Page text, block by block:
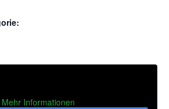
Mehr Informationen